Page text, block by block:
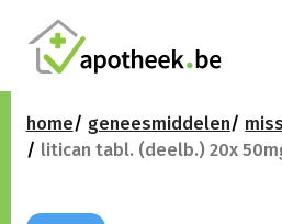
home geneesmiddelen
litican tabl. (deelb.) 20x